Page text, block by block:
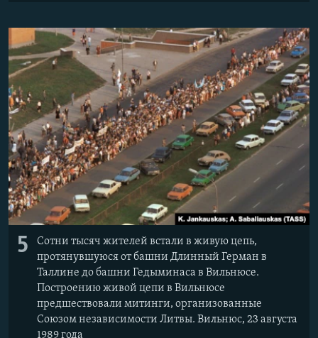
5
Сотни тысяч жителей встали в живую цепь,
протянувшуюся от башни Длинный Герман в
Таллине до башни Гедыминаса в Вильнюсе.
Построению живой цепи в Вильнюсе
предшествовали митинги, организованные
Союзом независимости Литвы. Вильнюс, 23 августа
1989 года